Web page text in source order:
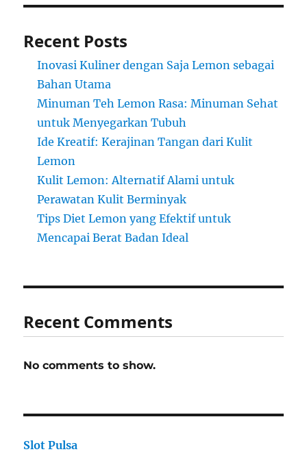
Recent Posts
Inovasi Kuliner dengan Saja Lemon sebagai
Bahan Utama
Minuman Teh Lemon Rasa: Minuman Sehat
untuk Menyegarkan Tubuh
Ide Kreatif: Kerajinan Tangan dari Kulit
Lemon
Kulit Lemon: Alternatif Alami untuk
Perawatan Kulit Berminyak
Tips Diet Lemon yang Efektif untuk
Mencapai Berat Badan Ideal
Recent Comments
No comments to show.
Slot Pulsa